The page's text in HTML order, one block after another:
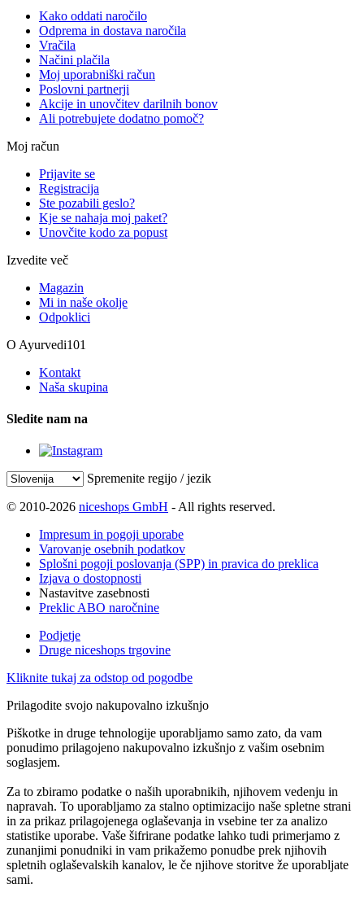
Kako oddati naročilo
Odprema in dostava naročila
Vračila
Načini plačila
Moj uporabniški račun
Poslovni partnerji
Akcije in unovčitev darilnih bonov
Ali potrebujete dodatno pomoč?
Moj račun
Prijavite se
Registracija
Ste pozabili geslo?
Kje se nahaja moj paket?
Unovčite kodo za popust
Izvedite več
Magazin
Mi in naše okolje
Odpoklici
O Ayurvedi101
Kontakt
Naša skupina
Sledite nam na
Spremenite regijo / jezik
© 2010-2026 niceshops GmbH - All rights reserved.
Impresum in pogoji uporabe
Varovanje osebnih podatkov
Splošni pogoji poslovanja (SPP) in pravica do preklica
Izjava o dostopnosti
Nastavitve zasebnosti
Preklic ABO naročnine
Podjetje
Druge niceshops trgovine
Kliknite tukaj za odstop od pogodbe
Prilagodite svojo nakupovalno izkušnjo
Piškotke in druge tehnologije uporabljamo samo zato, da vam
ponudimo prilagojeno nakupovalno izkušnjo z vašim osebnim
soglasjem.
Za to zbiramo podatke o naših uporabnikih, njihovem vedenju in
napravah. To uporabljamo za stalno optimizacijo naše spletne strani
in za prikaz prilagojenega oglaševanja in vsebine ter za analizo
statistike uporabe. Vaše šifrirane podatke lahko tudi primerjamo z
zunanjimi ponudniki in vam prikažemo ponudbe prek njihovih
spletnih oglaševalskih kanalov, le če njihove storitve že uporabljate
sami.